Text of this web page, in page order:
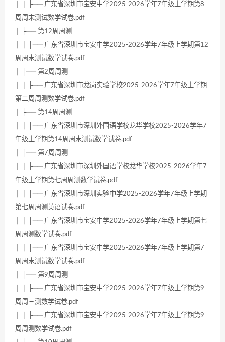
│ │ ├── 广东省深圳市宝安中学2025-2026学年7年级上学期第8
周周末测试数学试卷.pdf
│ ├── 第12周周测
│ │ ├── 广东省深圳市宝安中学2025-2026学年7年级上学期第12
周周末测试数学试卷.pdf
│ ├── 第2周周测
│ │ ├── 广东省深圳市龙岗实验学校2025-2026学年7年级上学期
第二周周测数学试卷.pdf
│ ├── 第14周周测
│ │ ├── 广东省深圳市深圳外国语学校龙华学校2025-2026学年7
年级上学期第14周周末测试数学试卷.pdf
│ ├── 第7周周测
│ │ ├── 广东省深圳市深圳外国语学校龙华学校2025-2026学年7
年级上学期第七周周测数学试卷.pdf
│ │ ├── 广东省深圳市深圳实验中学2025-2026学年7年级上学期
第七周周测英语试卷.pdf
│ │ ├── 广东省深圳市宝安中学2025-2026学年7年级上学期第七
周周测数学试卷.pdf
│ │ ├── 广东省深圳市宝安中学2025-2026学年7年级上学期第7
周周末测试数学试卷.pdf
│ ├── 第9周周测
│ │ ├── 广东省深圳市宝安中学2025-2026学年7年级上学期第9
周周三测数学试卷.pdf
│ │ ├── 广东省深圳市宝安中学2025-2026学年7年级上学期第9
周周测数学试卷.pdf